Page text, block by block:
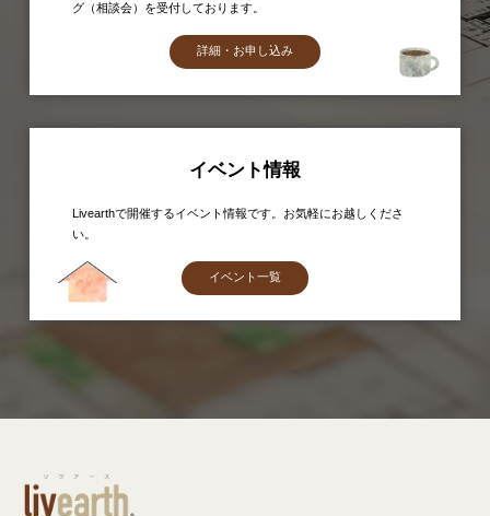
グ（相談会）を受付しております。
詳細・お申し込み
イベント情報
Livearthで開催するイベント情報です。お気軽にお越しくださ
い。
イベント一覧